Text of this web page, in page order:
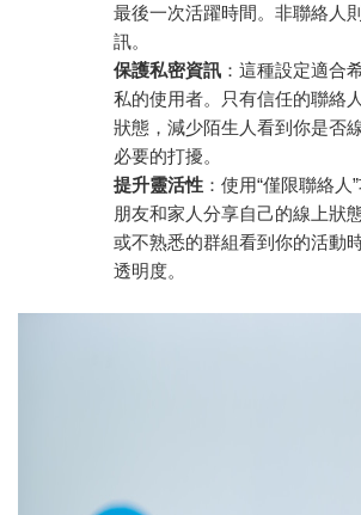
最後一次活躍時間。非聯絡人
訊。
保護私密資訊 ：這種設定適合
私的使用者。只有信任的聯絡
狀態，減少陌生人看到你是否
必要的打擾。
提升靈活性 ：使用“僅限聯絡
朋友和家人分享自己的線上狀
或不熟悉的群組看到你的活動
透明度。